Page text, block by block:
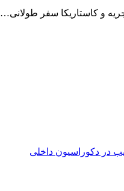
و کاستاریکا سفر طولانی…
در دکوراسیون داخلی